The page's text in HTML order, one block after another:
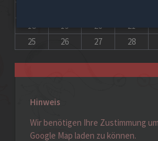
18
19 20 21
25
26 27 28
Hinweis
Wir benötigen Ihre Zustimmung
Google Map laden zu können.